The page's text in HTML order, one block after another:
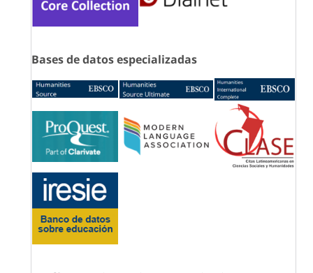
Bases de datos especializadas